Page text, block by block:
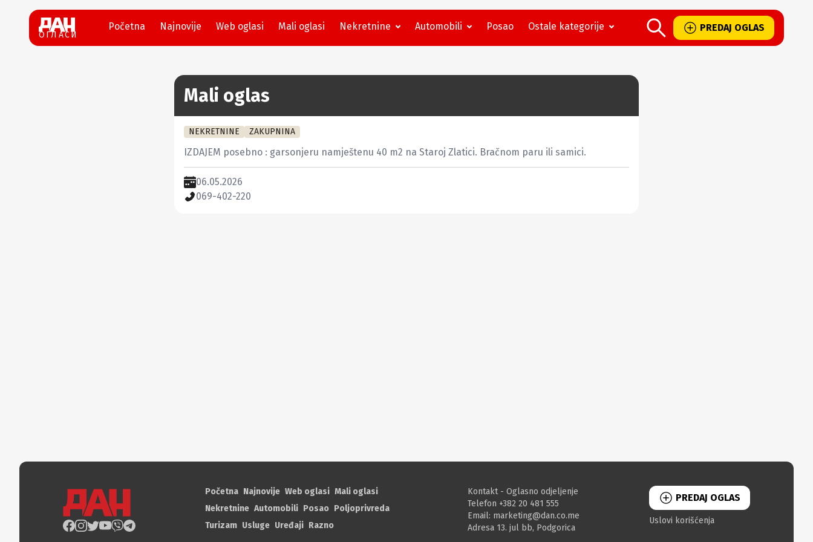
ОГЛАСИ
Početna Najnovije Web oglasi Mali oglasi Nekretnine Automobili Posao Ostale kategorije PREDAJ OGLAS
Mali oglas
NEKRETNINE ZAKUPNINA
IZDAJEM posebno : garsonjeru namještenu 40 m2 na Staroj Zlatici. Bračnom paru ili samici.
06.05.2026
069-402-220
Početna Najnovije Web oglasi Mali oglasi
Nekretnine Automobili Posao Poljoprivreda
Turizam Usluge Uređaji Razno
Kontakt - Oglasno odjeljenje
Telefon +382 20 481 555
Email: marketing@dan.co.me
Adresa 13. jul bb, Podgorica
PREDAJ OGLAS
Uslovi korišćenja